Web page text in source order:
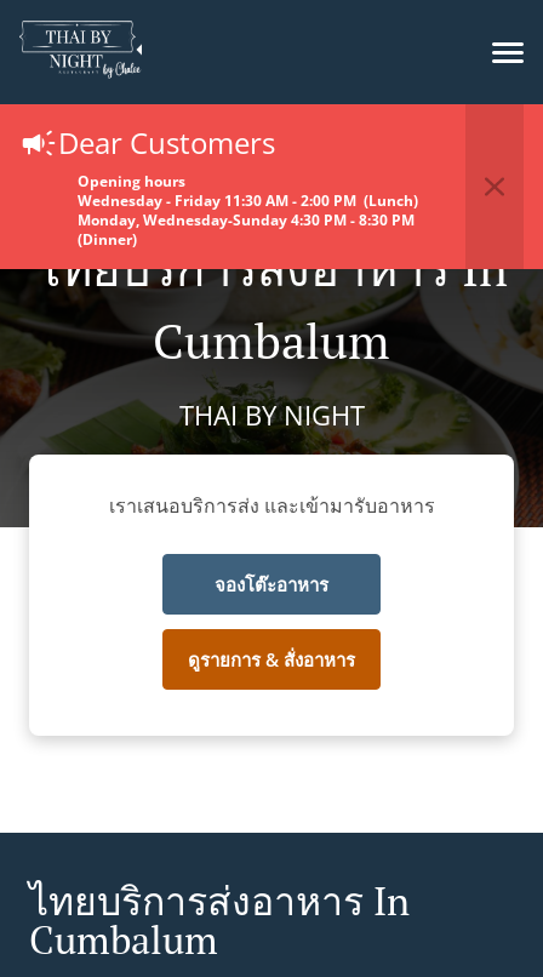
Dear Customers
Opening hours
Wednesday - Friday 11:30 AM - 2:00 PM (Lunch)
Monday, Wednesday-Sunday 4:30 PM - 8:30 PM
(Dinner)
ไทยบริการส่งอาหาร In
Cumbalum
THAI BY NIGHT
เราเสนอบริการส่ง และเข้ามารับอาหาร
จองโต๊ะอาหาร
ดูรายการ & สั่งอาหาร
ไทยบริการส่งอาหาร In
Cumbalum